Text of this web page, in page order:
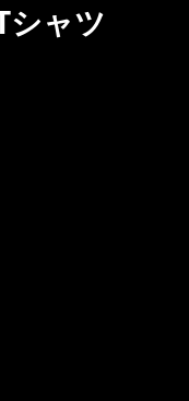
シャツ